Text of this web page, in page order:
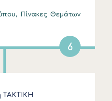
Πίνακες Θεμάτων
6